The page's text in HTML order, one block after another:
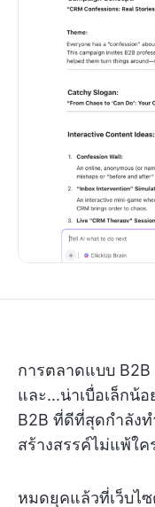
การตลาดแบบ B2B
และ...น่าเบื่อเล็กน้
B2B ที่ดีที่สุดกำลัง
สร้างสรรค์ไม่แพ้ใค
หมดยุคแล้วที่เว็บไ